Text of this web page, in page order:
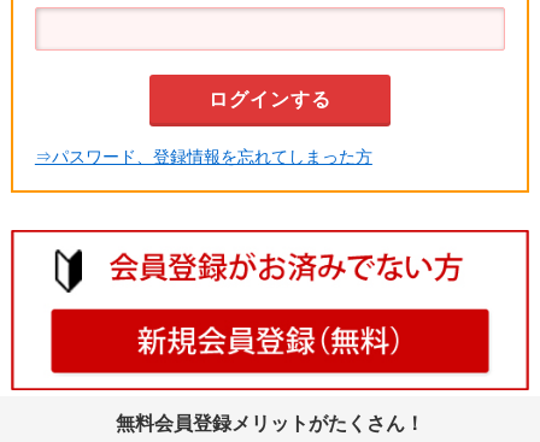
⇒パスワード、登録情報を忘れてしまった方
無料会員登録メリットがたくさん！